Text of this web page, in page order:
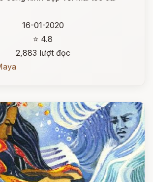
16-01-2020
⭐ 4.8
2,883 lượt đọc